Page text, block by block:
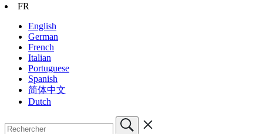
FR
English
German
French
Italian
Portuguese
Spanish
简体中文
Dutch